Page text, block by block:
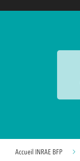
Accueil INRAE BFP